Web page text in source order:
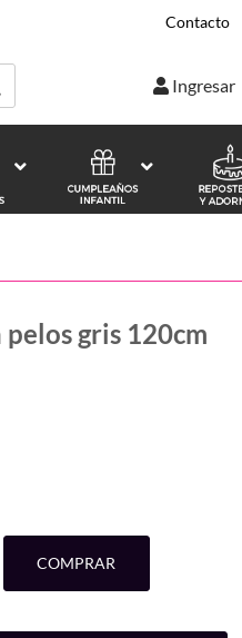
Contacto
Ingresar
gris 120cm
COMPRAR